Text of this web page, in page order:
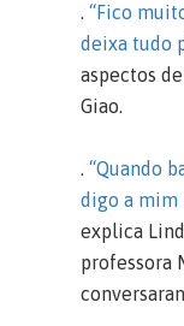
. “Fico
deixa tudo
aspectos
Giao.
.“Quando
digo a mim
explica
professora